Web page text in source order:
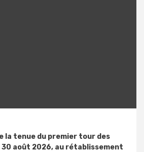
la tenue du premier tour des
août 2026, au rétablissement